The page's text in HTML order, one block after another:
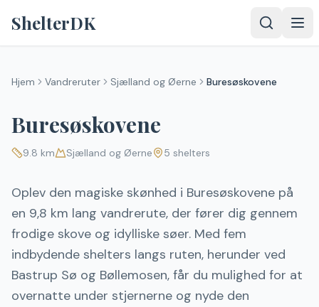
ShelterDK
Hjem Vandreruter Sjælland og Øerne Buresøskovene
Buresøskovene
9.8 km Sjælland og Øerne 5 shelters
Oplev den magiske skønhed i Buresøskovene på
en 9,8 km lang vandrerute, der fører dig gennem
frodige skove og idylliske søer. Med fem
indbydende shelters langs ruten, herunder ved
Bastrup Sø og Bøllemosen, får du mulighed for at
overnatte under stjernerne og nyde den